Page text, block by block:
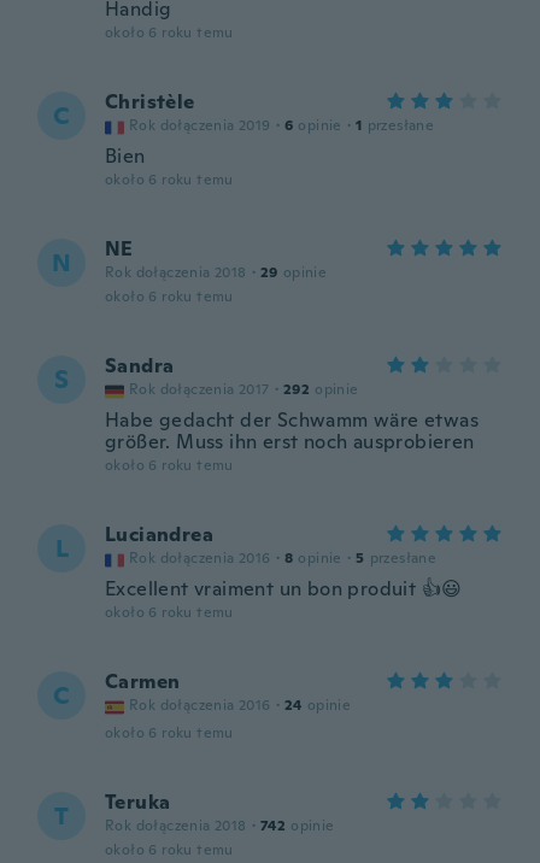
Handig
około 6 roku temu
C Christèle
Rok dołączenia 2019 · 6 opinie · 1 przesłane
Bien
około 6 roku temu
N NE
Rok dołączenia 2018 · 29 opinie
około 6 roku temu
S Sandra
Rok dołączenia 2017 · 292 opinie
Habe gedacht der Schwamm wäre etwas
größer. Muss ihn erst noch ausprobieren
około 6 roku temu
L Luciandrea
Rok dołączenia 2016 · 8 opinie · 5 przesłane
Excellent vraiment un bon produit 👍😃
około 6 roku temu
C Carmen
Rok dołączenia 2016 · 24 opinie
około 6 roku temu
T Teruka
Rok dołączenia 2018 · 742 opinie
około 6 roku temu